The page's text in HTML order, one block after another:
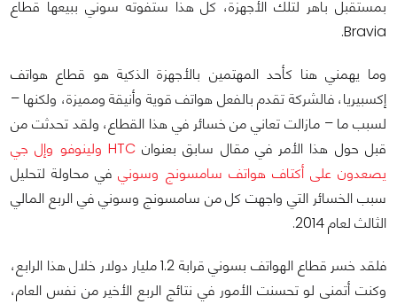
بمستقبل باهر لتلك الأجهزة، كل هذا ستفوته سوني ببيعها قطاع
Bravia.
وما يهمني هنا كأحد المهتمين بالأجهزة الذكية هو قطاع هواتف
إكسبيريا، فالشركة تقدم بالفعل هواتف قوية وأنيقة ومميزة، ولكنها –
لسبب ما – مازالت تعاني من خسائر في هذا القطاع، ولقد تحدثت من
قبل حول هذا الأمر في مقال سابق بعنوان
HTC ولينوفو وإل جي
يصعدون على أكتاف هواتف سامسونج وسونيفي محاولة لتحليل
سبب الخسائر التي واجهت كل من سامسونج وسوني في الربع المالي
الثالث لعام 2014.
فلقد خسر قطاع الهواتف بسوني قرابة 1.2 مليار دولار خلال هذا الرابع،
وكنت أتمنى لو تحسنت الأمور في نتائج الربع الأخير من نفس العام،